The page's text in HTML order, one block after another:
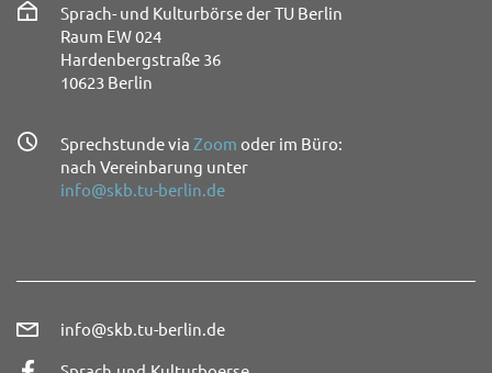
Sprach- und Kulturbörse der TU Berlin
Raum EW 024
Hardenbergstraße 36
10623 Berlin
Sprechstunde via Zoom oder im Büro:
nach Vereinbarung unter
info@skb.tu-berlin.de
info@skb.tu-berlin.de